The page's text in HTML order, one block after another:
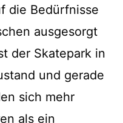
die Bedürfnisse
ausgesorgt
der Skatepark in
und gerade
sich mehr
als ein